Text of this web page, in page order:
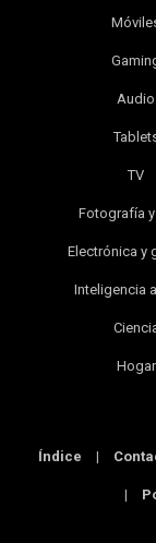
Audio
TV
Fotografía
Electrónica y
Inteligencia
Hogar
Índice |
|